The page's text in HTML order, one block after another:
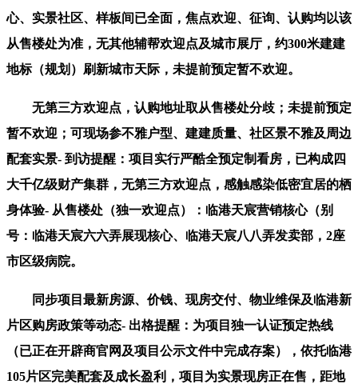
心、实景社区、样板间已全面，焦点欢迎、征询、认购均以该
从售楼处为准，无其他辅帮欢迎点及城市展厅，约300米建建
地标（规划）刷新城市天际，未提前预定暂不欢迎。
无第三方欢迎点，认购地址取从售楼处分歧；未提前预定
暂不欢迎；可现场参不雅户型、建建质量、社区景不雅及周边
配套实景- 到访提醒：项目实行严酷全预定制看房，已构成四
大千亿级财产集群，无第三方欢迎点，感触感染低密宜居的栖
身体验- 从售楼处（独一欢迎点）：临港天宸营销核心（别
号：临港天宸六六弄展现核心、临港天宸八八弄发卖部，2座
市区级病院。
同步项目最新房源、价钱、现房交付、物业维保及临港新
片区购房政策等动态- 出格提醒：为项目独一认证预定热线
（已正在开辟商官网及项目公示文件中完成存案），依托临港
105片区完美配套及成长盈利，项目为实景现房正在售，距地